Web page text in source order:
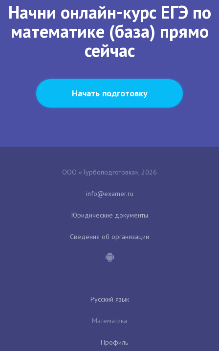
Начни онлайн-курс ЕГЭ по
математике (база) прямо
сейчас
Начать подготовку
ООО «Турбоподготовка», 2026
Юридические документы
Сведения об организации
Русский язык
Математика
Профиль